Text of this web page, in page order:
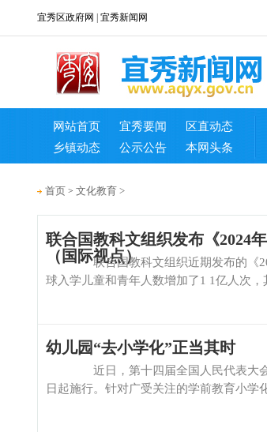
宜秀区政府网 宜秀新闻网
网站首页 宜秀要闻
区直动态
乡镇动态
公示公告 本网头条
首页 > 文化教育 >
联合国教科文组织发布《2024
（国际视点）
联合国教科文组织近期发布的《2024
球入学儿童和青年人数增加了1 1亿人次
幼儿园“去小学化”正当其时
近日，第十四届全国人民代表大会常
日起施行。针对广受关注的学前教育小